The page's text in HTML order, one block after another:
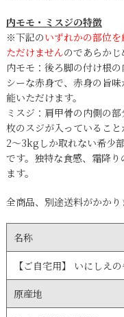
内モモ・ミスジの特徴
※下記のいずれかの部位を
ただけませんのであらかじ
内モモ：後ろ脚の付け根
シーな赤身で、赤身の旨
能いただけます。
ミスジ：肩甲骨の内側の
枚のスジが入っているこ
2～3kgしか取れない希少
です。独特な食感、霜降
ます。
全商品、別途送料がかかり
名称
【ご自宅用】 いにしえ
原産地